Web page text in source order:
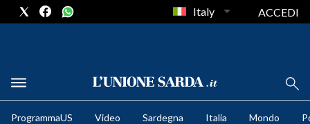
METEO
Italy ACCEDI
ProgrammaUS Video Sardegna Italia Mondo